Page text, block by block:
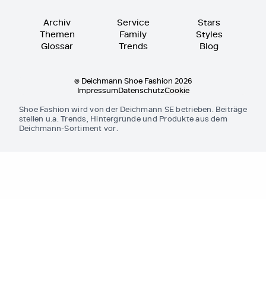
Archiv
Themen
Glossar
Service
Family
Trends
Stars
Styles
Blog
© Deichmann Shoe Fashion 2026
ImpressumDatenschutzCookie
Shoe Fashion wird von der Deichmann SE betrieben. Beiträge
stellen u.a. Trends, Hintergründe und Produkte aus dem
Deichmann-Sortiment vor.